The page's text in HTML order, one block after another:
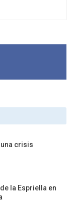
crisis
la Espriella en